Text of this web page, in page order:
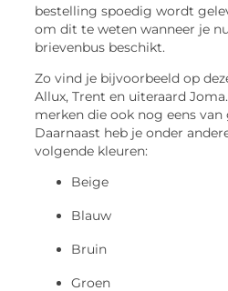
bestelling spoedig wordt
om dit te weten wanneer je
brievenbus beschikt.
Zo vind je bijvoorbeeld op
Allux, Trent en uiteraard
merken die ook nog eens
Daarnaast heb je onder
volgende kleuren:
Beige
Blauw
Bruin
Groen